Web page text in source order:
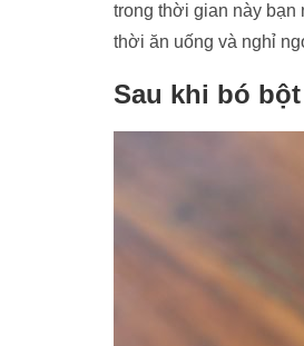
trong thời gian này bạn
thời ăn uống và nghỉ
Sau khi bó